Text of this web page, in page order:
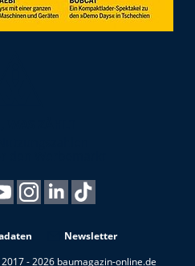
Newsletter
- 2026 baumagazin-online.de